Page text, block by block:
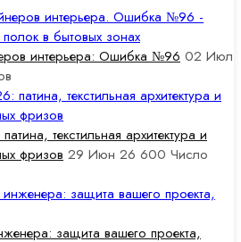
интерьера: Ошибка №96 02 Июл
текстильная архитектура и
фризов 29 Июн 26 600 Число
защита вашего проекта,